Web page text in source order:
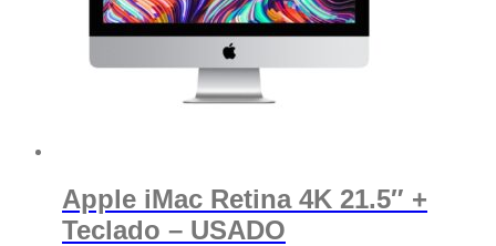
Apple iMac Retina 4K 21.5″ +
Teclado – USADO